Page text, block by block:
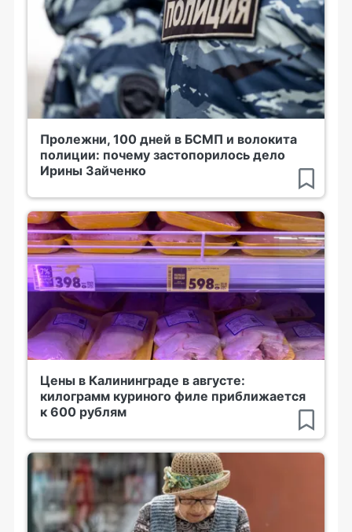
Пролежни, 100 дней в БСМП и волокита
полиции: почему застопорилось дело
Ирины Зайченко
Цены в Калининграде в августе:
килограмм куриного филе приближается
к 600 рублям